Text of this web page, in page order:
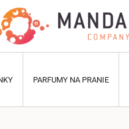
PARFUMY NA PRANIE